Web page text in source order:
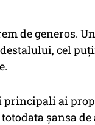
de generos.
cel
principali ai
șansa de